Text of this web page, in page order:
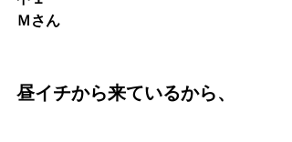
Ｍさん
昼イチから来ているから、